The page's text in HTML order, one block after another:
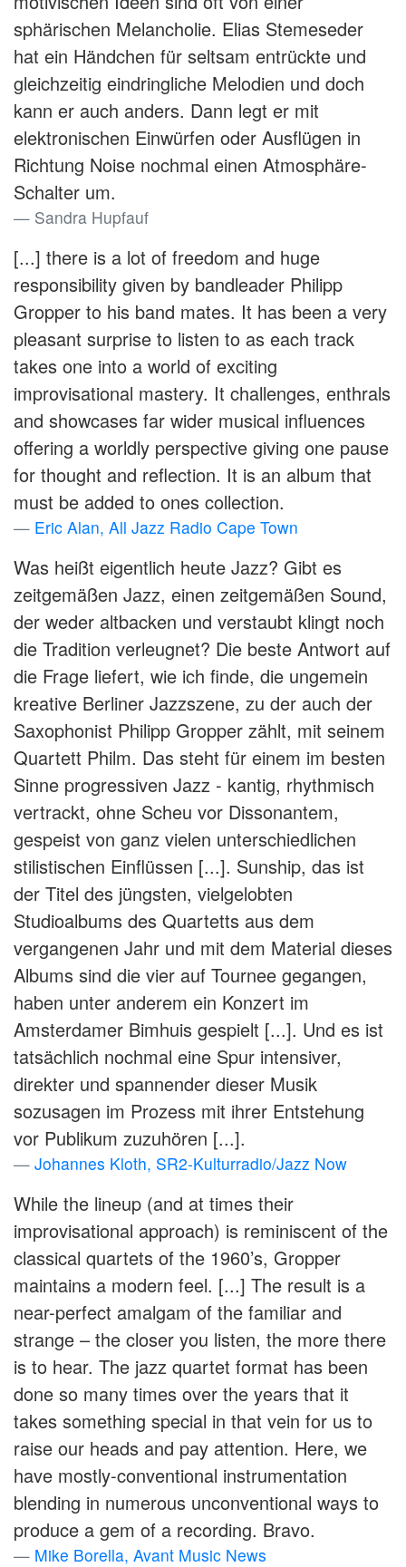
sphärischen Melancholie. Elias Stemeseder
hat ein Händchen für seltsam entrückte und
gleichzeitig eindringliche Melodien und doch
kann er auch anders. Dann legt er mit
elektronischen Einwürfen oder Ausflügen in
Richtung Noise nochmal einen Atmosphäre-
Schalter um.
Sandra Hupfauf
[...] there is a lot of freedom and huge
responsibility given by bandleader Philipp
Gropper to his band mates. It has been a very
pleasant surprise to listen to as each track
takes one into a world of exciting
improvisational mastery. It challenges, enthrals
and showcases far wider musical influences
offering a worldly perspective giving one pause
for thought and reflection. It is an album that
must be added to ones collection.
Eric Alan, All Jazz Radio Cape Town
Was heißt eigentlich heute Jazz? Gibt es
zeitgemäßen Jazz, einen zeitgemäßen Sound,
der weder altbacken und verstaubt klingt noch
die Tradition verleugnet? Die beste Antwort auf
die Frage liefert, wie ich finde, die ungemein
kreative Berliner Jazzszene, zu der auch der
Saxophonist Philipp Gropper zählt, mit seinem
Quartett Philm. Das steht für einem im besten
Sinne progressiven Jazz - kantig, rhythmisch
vertrackt, ohne Scheu vor Dissonantem,
gespeist von ganz vielen unterschiedlichen
stilistischen Einflüssen [...]. Sunship, das ist
der Titel des jüngsten, vielgelobten
Studioalbums des Quartetts aus dem
vergangenen Jahr und mit dem Material dieses
Albums sind die vier auf Tournee gegangen,
haben unter anderem ein Konzert im
Amsterdamer Bimhuis gespielt [...]. Und es ist
tatsächlich nochmal eine Spur intensiver,
direkter und spannender dieser Musik
sozusagen im Prozess mit ihrer Entstehung
vor Publikum zuzuhören [...].
Johannes Kloth, SR2-Kulturradio/Jazz Now
While the lineup (and at times their
improvisational approach) is reminiscent of the
classical quartets of the 1960’s, Gropper
maintains a modern feel. [...] The result is a
near-perfect amalgam of the familiar and
strange – the closer you listen, the more there
is to hear. The jazz quartet format has been
done so many times over the years that it
takes something special in that vein for us to
raise our heads and pay attention. Here, we
have mostly-conventional instrumentation
blending in numerous unconventional ways to
produce a gem of a recording. Bravo.
Mike Borella, Avant Music News